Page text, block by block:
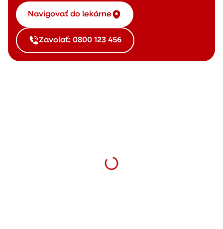
Navigovať do lekárne
Zavolať: 0800 123 456